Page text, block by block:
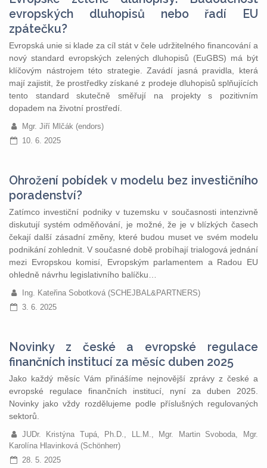
evropských dluhopisů nebo řadí EU
zpátečku?
Evropská unie si klade za cíl stát v čele udržitelného financování a
nový standard evropských zelených dluhopisů (EuGBS) má být
klíčovým nástrojem této strategie. Zavádí jasná pravidla, která
mají zajistit, že prostředky získané z prodeje dluhopisů splňujících
tento standard skutečně směřují na projekty s pozitivním
dopadem na životní prostředí.
Mgr. Jiří Mlčák (endors)
10. 6. 2025
Ohrožení pobídek v modelu bez investičního
poradenství?
Zatímco investiční podniky v tuzemsku v současnosti intenzivně
diskutují systém odměňování, je možné, že je v blízkých časech
čekají další zásadní změny, které budou muset ve svém modelu
podnikání zohlednit. V současné době probíhají trialogová jednání
mezi Evropskou komisí, Evropským parlamentem a Radou EU
ohledně návrhu legislativního balíčku…
Ing. Kateřina Sobotková (SCHEJBAL&PARTNERS)
3. 6. 2025
Novinky z české a evropské regulace
finančních institucí za měsíc duben 2025
Jako každý měsíc Vám přinášíme nejnovější zprávy z české a
evropské regulace finančních institucí, nyní za duben 2025.
Novinky jako vždy rozdělujeme podle příslušných regulovaných
sektorů.
JUDr. Kristýna Tupá, Ph.D., LL.M., Mgr. Martin Svoboda, Mgr.
Karolína Hlavinková (Schönherr)
28. 5. 2025